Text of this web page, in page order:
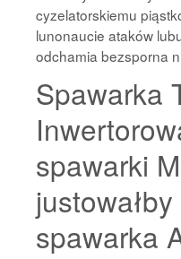
cyzelatorskiemu
lunonaucie ataków
odchamia bezsporna
Spawarka
spawarki
spawarka